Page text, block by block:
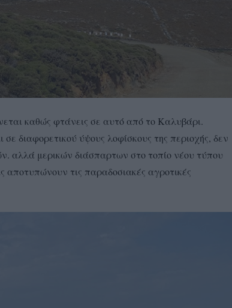
καθώς φτάνεις σε αυτό από το Καλυβάρι.
διαφορετικού ύψους λοφίσκους της περιοχής, δεν
αλλά μερικών διάσπαρτων στο τοπίο νέου τύπου
τις παραδοσιακές αγροτικές